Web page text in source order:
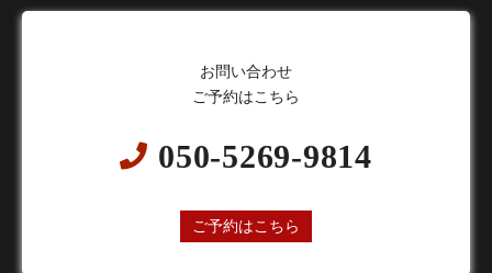
お問い合わせ
ご予約はこちら
050-5269-9814
ご予約はこちら